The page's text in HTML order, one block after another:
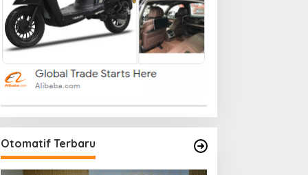
Otomatif Terbaru